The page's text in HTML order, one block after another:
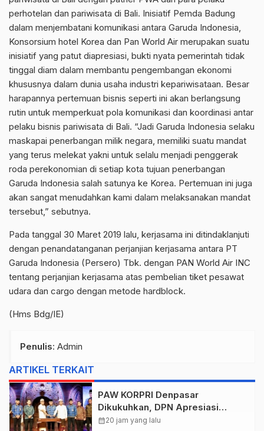
perhotelan dan pariwisata di Bali. Inisiatif Pemda Badung
dalam menjembatani komunikasi antara Garuda Indonesia,
Konsorsium hotel Korea dan Pan World Air merupakan suatu
inisiatif yang patut diapresiasi, bukti nyata pemerintah tidak
tinggal diam dalam membantu pengembangan ekonomi
khususnya dalam dunia usaha industri kepariwisataan. Besar
harapannya pertemuan bisnis seperti ini akan berlangsung
rutin untuk memperkuat pola komunikasi dan koordinasi antar
pelaku bisnis pariwisata di Bali. “Jadi Garuda Indonesia selaku
maskapai penerbangan milik negara, memiliki suatu mandat
yang terus melekat yakni untuk selalu menjadi penggerak
roda perekonomian di setiap kota tujuan penerbangan
Garuda Indonesia salah satunya ke Korea. Pertemuan ini juga
akan sangat menudahkan kami dalam melaksanakan mandat
tersebut,” sebutnya.
Pada tanggal 30 Maret 2019 lalu, kerjasama ini ditindaklanjuti
dengan penandatanganan perjanjian kerjasama antara PT
Garuda Indonesia (Persero) Tbk. dengan PAN World Air INC
tentang perjanjian kerjasama atas pembelian tiket pesawat
udara dan cargo dengan metode hardblock.
(Hms Bdg/IE)
Penulis: Admin
ARTIKEL TERKAIT
PAW KORPRI Denpasar
Dikukuhkan, DPN Apresiasi
“Sembagi Arutala” untuk Lindungi
calendar_month20 jam yang lalu